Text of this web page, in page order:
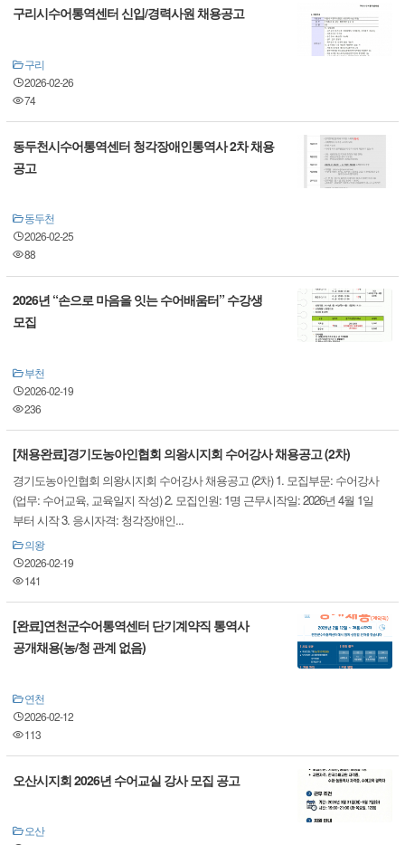
구리시수어통역센터 신입/경력사원 채용공고
구리
2026-02-26
74
동두천시수어통역센터 청각장애인통역사 2차 채용
공고
동두천
2026-02-25
88
2026년 “손으로 마음을 잇는 수어배움터” 수강생
모집
부천
2026-02-19
236
[채용완료]경기도농아인협회 의왕시지회 수어강사 채용공고 (2차)
경기도농아인협회 의왕시지회 수어강사 채용공고 (2차) 1. 모집부문: 수어강사
(업무: 수어교육, 교육일지 작성) 2. 모집인원: 1명 근무시작일: 2026년 4월 1일
부터 시작 3. 응시자격: 청각장애인...
의왕
2026-02-19
141
[완료]연천군수어통역센터 단기계약직 통역사
공개채용(농/청 관계 없음)
연천
2026-02-12
113
오산시지회 2026년 수어교실 강사 모집 공고
오산